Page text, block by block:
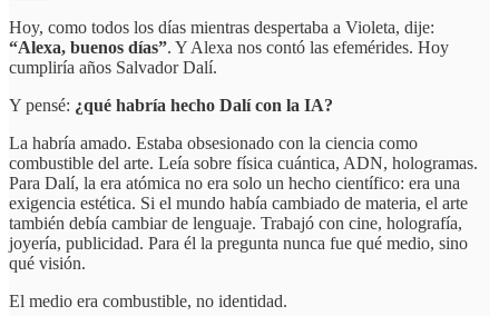
Hoy, como todos los días mientras despertaba a Violeta, dije:
“Alexa, buenos días”. Y Alexa nos contó las efemérides. Hoy
cumpliría años Salvador Dalí.
Y pensé: ¿qué habría hecho Dalí con la IA?
La habría amado. Estaba obsesionado con la ciencia como
combustible del arte. Leía sobre física cuántica, ADN, hologramas.
Para Dalí, la era atómica no era solo un hecho científico: era una
exigencia estética. Si el mundo había cambiado de materia, el arte
también debía cambiar de lenguaje. Trabajó con cine, holografía,
joyería, publicidad. Para él la pregunta nunca fue qué medio, sino
qué visión.
El medio era combustible, no identidad.